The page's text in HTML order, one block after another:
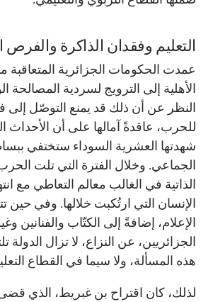
التعليم وفقدان الذاكرة والفرص
عمدت الحكومات الجزائرية المتعاقبة
الأهلية إلى الترويج لسردية المصالحة
النظر عن أن ذلك قد يمنع التوصّل
للحرب، عاقدةً آمالها على أن الأحداث
شهدتها العشرية السوداء ستختفي
الجماعي. وخلال الفترة التي تلت
الذاتية في الغالب معالم التعاطي مع
الإنسان التي ارتُكبت خلالها. وفي
الإعلام، إضافةً إلى الكتّاب والفنانين
الجزائريين، عن النزاع، لا تزال
هذه المسألة، ولا سيما في القطاع
لذلك، كان اقتراح بن غبريط، الذي